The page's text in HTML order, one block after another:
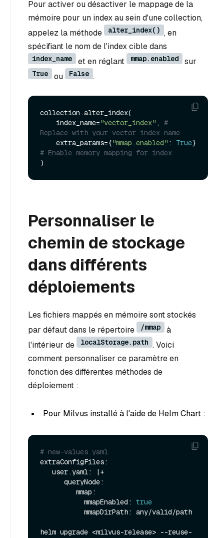
Pour activer ou désactiver le mappage de la
mémoire pour un index au sein d'une collection,
appelez la méthode
alter_index() , en
spécifiant le nom de l'index cible dans
index_name et en réglant mmap.enabled sur
True ou False .
collection.alter_index(
    index_name=
"vector_index" , #
Replace with your vector index name
    extra_params={
"mmap.enabled" : True
# Enable memory mapping for index
Personnaliser le
chemin de stockage
dans différents
déploiements
Les fichiers mappés en mémoire sont stockés
par défaut dans le répertoire
/mmap
à
l'intérieur de
localStorage.path . Voici
comment personnaliser ce paramètre en
fonction des différentes méthodes de
déploiement :
Pour Milvus installé à l'aide de Helm Chart :
# new-values.yaml
extraConfigFiles:
           mmapEnabled:
true
helm upgrade <milvus-release> --reuse-